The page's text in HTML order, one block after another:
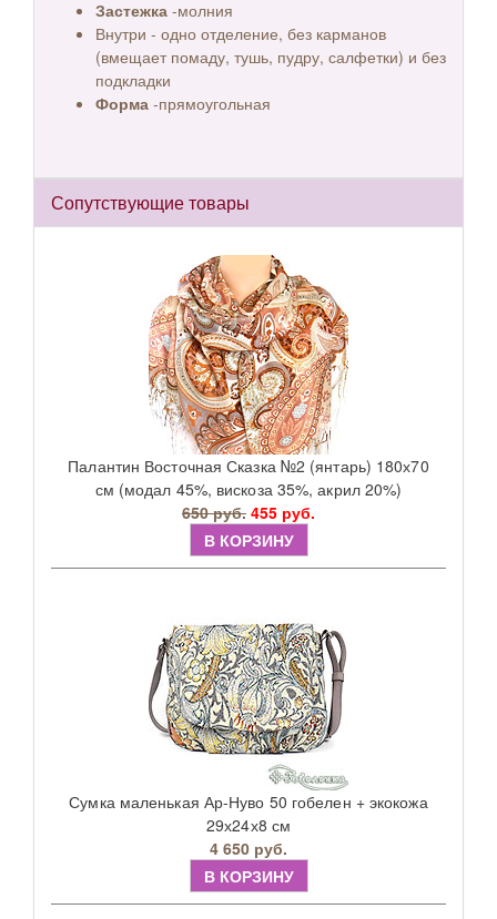
Застежка -молния
Внутри - одно отделение, без карманов
(вмещает помаду, тушь, пудру, салфетки) и без
подкладки
Форма -прямоугольная
Сопутствующие товары
Палантин Восточная Сказка №2 (янтарь) 180х70
см (модал 45%, вискоза 35%, акрил 20%)
650 руб. 455 руб.
В КОРЗИНУ
Сумка маленькая Ар-Нуво 50 гобелен + экокожа
29х24х8 см
4 650 руб.
В КОРЗИНУ